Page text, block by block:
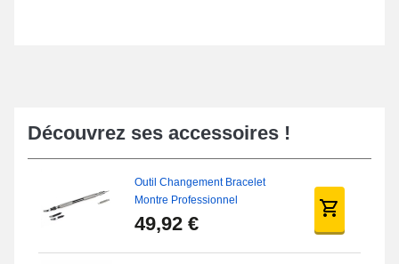
Découvrez ses accessoires !
Outil Changement Bracelet
Montre Professionnel
49,92 €